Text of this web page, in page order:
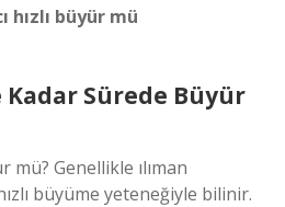
hızlı büyür mü
Kadar Sürede Büyür
mü? Genellikle ılıman
büyüme yeteneğiyle bilinir.